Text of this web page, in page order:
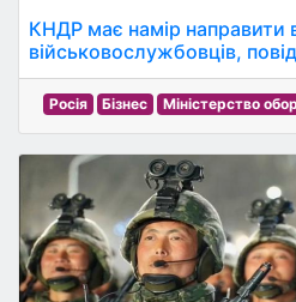
КНДР має намір направити
військовослужбовців,
Росія Бізнес Міністерство